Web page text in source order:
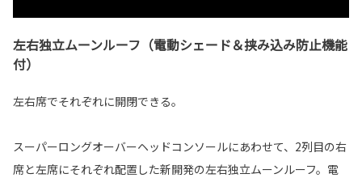
左右独立ムーンルーフ（電動シェード＆挟み込み防止機能
付）
左右席でそれぞれに開閉できる。
スーパーロングオーバーヘッドコンソールにあわせて、2列目の右
席と左席にそれぞれ配置した新開発の左右独立ムーンルーフ。電